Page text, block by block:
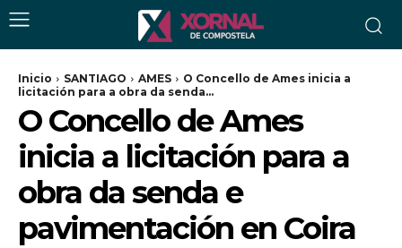
Inicio SANTIAGO AMES
O Concello de Ames inicia a
licitación para a obra da senda...
O Concello de Ames
inicia a licitación para a
obra da senda e
pavimentación en Coira